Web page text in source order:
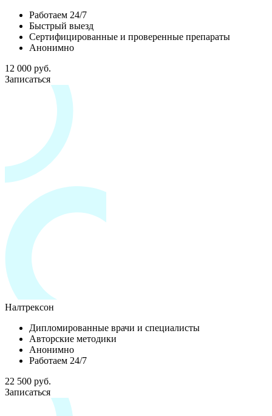
Работаем 24/7
Быстрый выезд
Сертифицированные и проверенные препараты
Анонимно
12 000 руб.
Записаться
Налтрексон
Дипломированные врачи и специалисты
Авторские методики
Анонимно
Работаем 24/7
22 500 руб.
Записаться